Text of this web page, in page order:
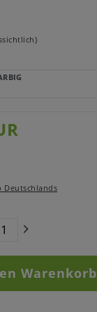
Deutschlands
Warenkorb